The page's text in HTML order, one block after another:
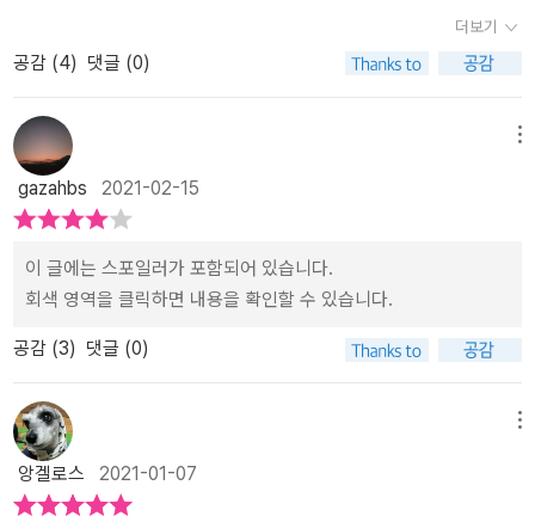
식과 매너를 갖춘 유럽 귀족과 아름답지만 유약한 부인, 그리고 그 집
에 얽힌 비밀들. 추리 소설 마니아라면 여러 번 접해 봤을 소재와 구성
이다. 실제로도 내가 생각했던 결말과도 거의 유사했다. 어쩌면 나 역
시 예전에 접했던 단편일지도 모르겠다만.4. 이어서 등장하는 소설
은 꽤 흥미진진한 스토리를 갖춘 <금고실의 다이아몬드>와 대실 헤
밋이 지은 <탐정 스페이드>다. 특히, 후자는 레이먼드 챈들러가 극찬
한 추리 작가의 소설인데, 하드보일드 미스터리의 선구자라고 불린다
고도 한다. 참고로, 하드보이드는 건조하고, 담담한 문체를 의미하는
데, 요즘 유행하는 츤데레(?)나 무라카미 하루키의 문체 스타일을 떠
나면, 이 책의 대표작인 <살인자>와 마주하게 된다. 영화 <문 라이트
>에서 봤던 식당, 좀 더 멀리 가면 서부극 영화에서 등장하는 외딴 마
을의 가게를 떠오르게 하는 - 이 - 짧은 소설은 하드보일드란 이런 것
이라를 명쾌하게 보여주고 있다. (사실, 소재만 살인자가 등장할 뿐,
미스터리 소설이라고 부를 수 있는지는 모르겠지만 말이다) 여름에는
추리소설이라고, 무더운 날, 시원한 아이스크림과 함께 즐기기에 딱
의 색다른 이야기를 만날 수 있습니다. 뭐랄까, 진짜 클래식한 이야
기?이 작품들이 출간될 당시를 상상하면 대단히 놀라운 작품이라고
할 수 있습니다. 제 기억에는 이 작품들을 읽어본 적이 없는 것 같은
데, 읽다보면 스토리가 매우 익숙하게 느껴집니다. 그래서 추리소설
이 주는 긴장감이 다소 떨어지는 면이 있습니다만 나름 그 시대를 상
상할 수 있어서 재미있습니다. 그 중 인상적인 작품은 애나 캐서린 그
린의 <의사와 그의 아내 그리고 시계>와 <두 번째 총알>입니다. 스토
리도 좋았지만 사건을 해결하는 바이올렛 스트레인지라는 인물이 신
선하고 좋았습니다. 17살 소녀가, 당시에는 이 정도 나이는 숙녀로 대
를 한다는 게 꽤 멋져보였습니다. 사실 바이올렛이 탐정 역할을 하는
건 돈 때문인데, 풍족해보이는 명문가 여성에게 왜 돈이 필요한 건지
미스터리합니다. 아쉽게도 바이올렛에 대한 개인적인 내용은 나오지
않아서 궁금증만 더 커집니다. 책 맨 뒤에 작품해설을 보니 애나 캐서
린 그린은 미국에서 1920년대까지 꾸준히 추리소설을 발표하면서
'탐정소설의 어머니'라는 별명까지 얻었다고 합니다. 미국도 당시에는
더보기
공감 (4) 댓글 (0)
gazahbs 2021-02-15
이 글에는 스포일러가 포함되어 있습니다.
회색 영역을 클릭하면 내용을 확인할 수 있습니다.
공감 (3) 댓글 (0)
앙겔로스 2021-01-07